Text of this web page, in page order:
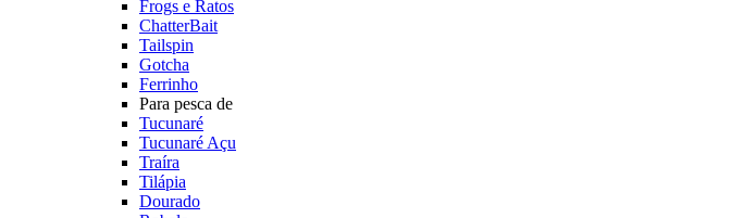
Frogs e Ratos
ChatterBait
Tailspin
Gotcha
Ferrinho
Para pesca de
Tucunaré
Tucunaré Açu
Traíra
Tilápia
Dourado